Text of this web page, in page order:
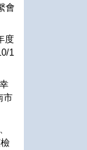
會
度
1
市